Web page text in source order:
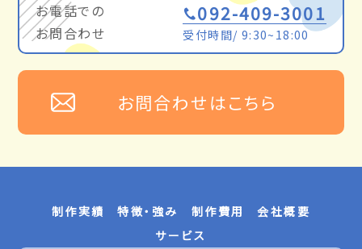
お電話での
お問合わせ
092-409-3001
受付時間/ 9:30~18:00
お問合わせはこちら
制作実績 特徴・強み 制作費用
会社概要
サービス